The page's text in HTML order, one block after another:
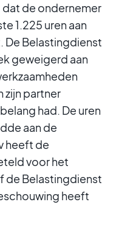
dat de ondernemer
1.225 uren aan
De Belastingdienst
geweigerd aan
zijn partner
had. De uren
aan de
heeft de
voor het
de Belastingdienst
heeft